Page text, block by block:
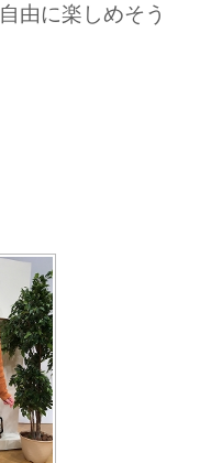
由に楽しめそう